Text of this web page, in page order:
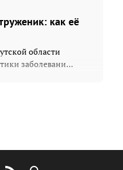
как её
области
заболевани...